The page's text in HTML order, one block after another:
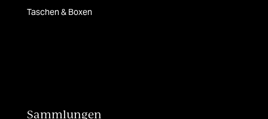
Taschen & Boxen
Sammlungen